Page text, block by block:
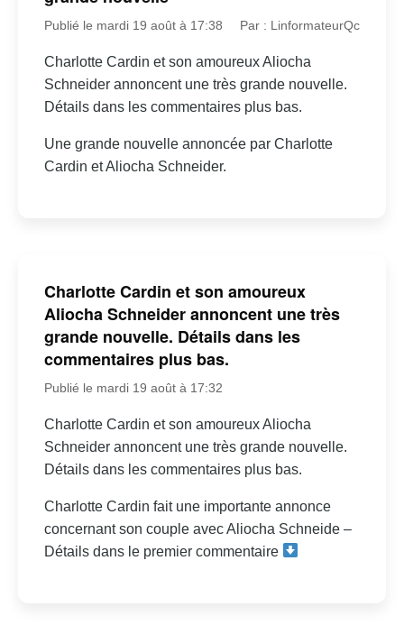
Publié le mardi 19 août à 17:38 Par : LinformateurQc
Charlotte Cardin et son amoureux Aliocha
Schneider annoncent une très grande nouvelle.
Détails dans les commentaires plus bas.
Une grande nouvelle annoncée par Charlotte
Cardin et Aliocha Schneider.
Charlotte Cardin et son amoureux
Aliocha Schneider annoncent une très
grande nouvelle. Détails dans les
commentaires plus bas.
Publié le mardi 19 août à 17:32
Charlotte Cardin et son amoureux Aliocha
Schneider annoncent une très grande nouvelle.
Détails dans les commentaires plus bas.
Charlotte Cardin fait une importante annonce
concernant son couple avec Aliocha Schneide –
Détails dans le premier commentaire